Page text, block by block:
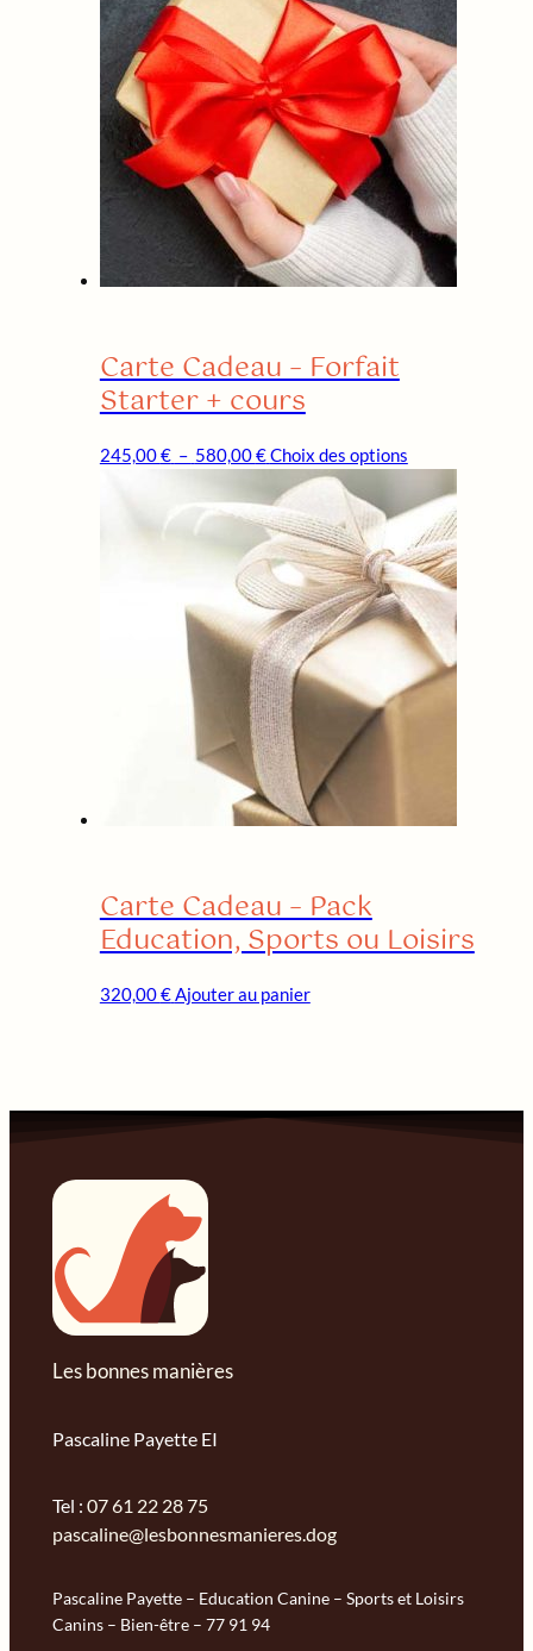
Carte Cadeau – Forfait
Starter + cours
245,00€ – 580,00€Plage
prix :
245,00 €
à
580,00 €
Choix des optionsCe
a
plusieurs
variations.
Les
options
peuvent
être
choisies
Carte Cadeau – Pack
Education, Sports ou Loisirs
320,00€Ajouter au panier
Les bonnes manières
Pascaline Payette EI
Tel : 07 61 22 28 75
pascaline@lesbonnesmanieres.dog
Pascaline Payette – Education Canine – Sports et Loisirs
Canins – Bien-être – 77 91 94